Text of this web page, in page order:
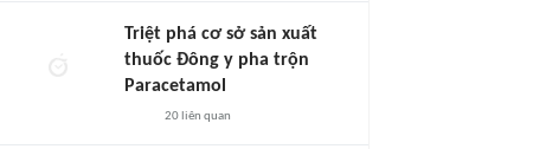
Triệt phá cơ sở sản xuất
thuốc Đông y pha trộn
Paracetamol
20liên quan